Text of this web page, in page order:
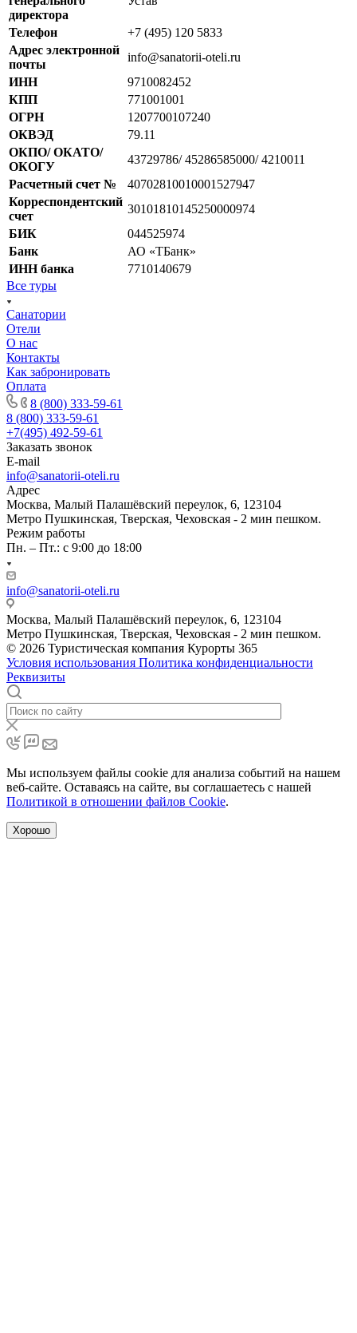
директора
Телефон
+7 (495) 120 5833
Адрес электронной
почты
info@sanatorii-oteli.ru
ИНН
9710082452
КПП
771001001
ОГРН
1207700107240
ОКВЭД
79.11
ОКПО/ ОКАТО/
ОКОГУ
43729786/ 45286585000/ 4210011
Расчетный счет №
40702810010001527947
Корреспондентский
счет
30101810145250000974
БИК
044525974
Банк
АО «ТБанк»
ИНН банка
7710140679
Все туры
Санатории
Отели
О нас
Контакты
Как забронировать
Оплата
8 (800) 333-59-61
8 (800) 333-59-61
+7(495) 492-59-61
Заказать звонок
E-mail
info@sanatorii-oteli.ru
Адрес
Москва, Малый Палашёвский переулок, 6, 123104
Метро Пушкинская, Тверская, Чеховская - 2 мин пешком.
Режим работы
Пн. – Пт.: с 9:00 до 18:00
info@sanatorii-oteli.ru
Москва, Малый Палашёвский переулок, 6, 123104
Метро Пушкинская, Тверская, Чеховская - 2 мин пешком.
© 2026 Туристическая компания Курорты 365
Условия использования Политика конфиденциальности
Реквизиты
Мы используем файлы cookie для анализа событий на нашем
веб-сайте. Оставаясь на сайте, вы соглашаетесь с нашей
Политикой в отношении файлов Cookie.
Хорошо